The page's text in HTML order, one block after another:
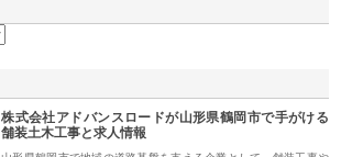
株式会社アドバンスロードが山形県鶴岡市で手がける
舗装土木工事と求人情報